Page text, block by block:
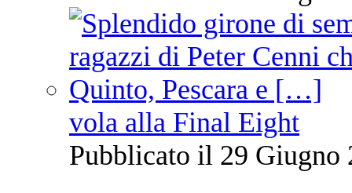
vola alla Final Eight
Pubblicato il 29 Giugno